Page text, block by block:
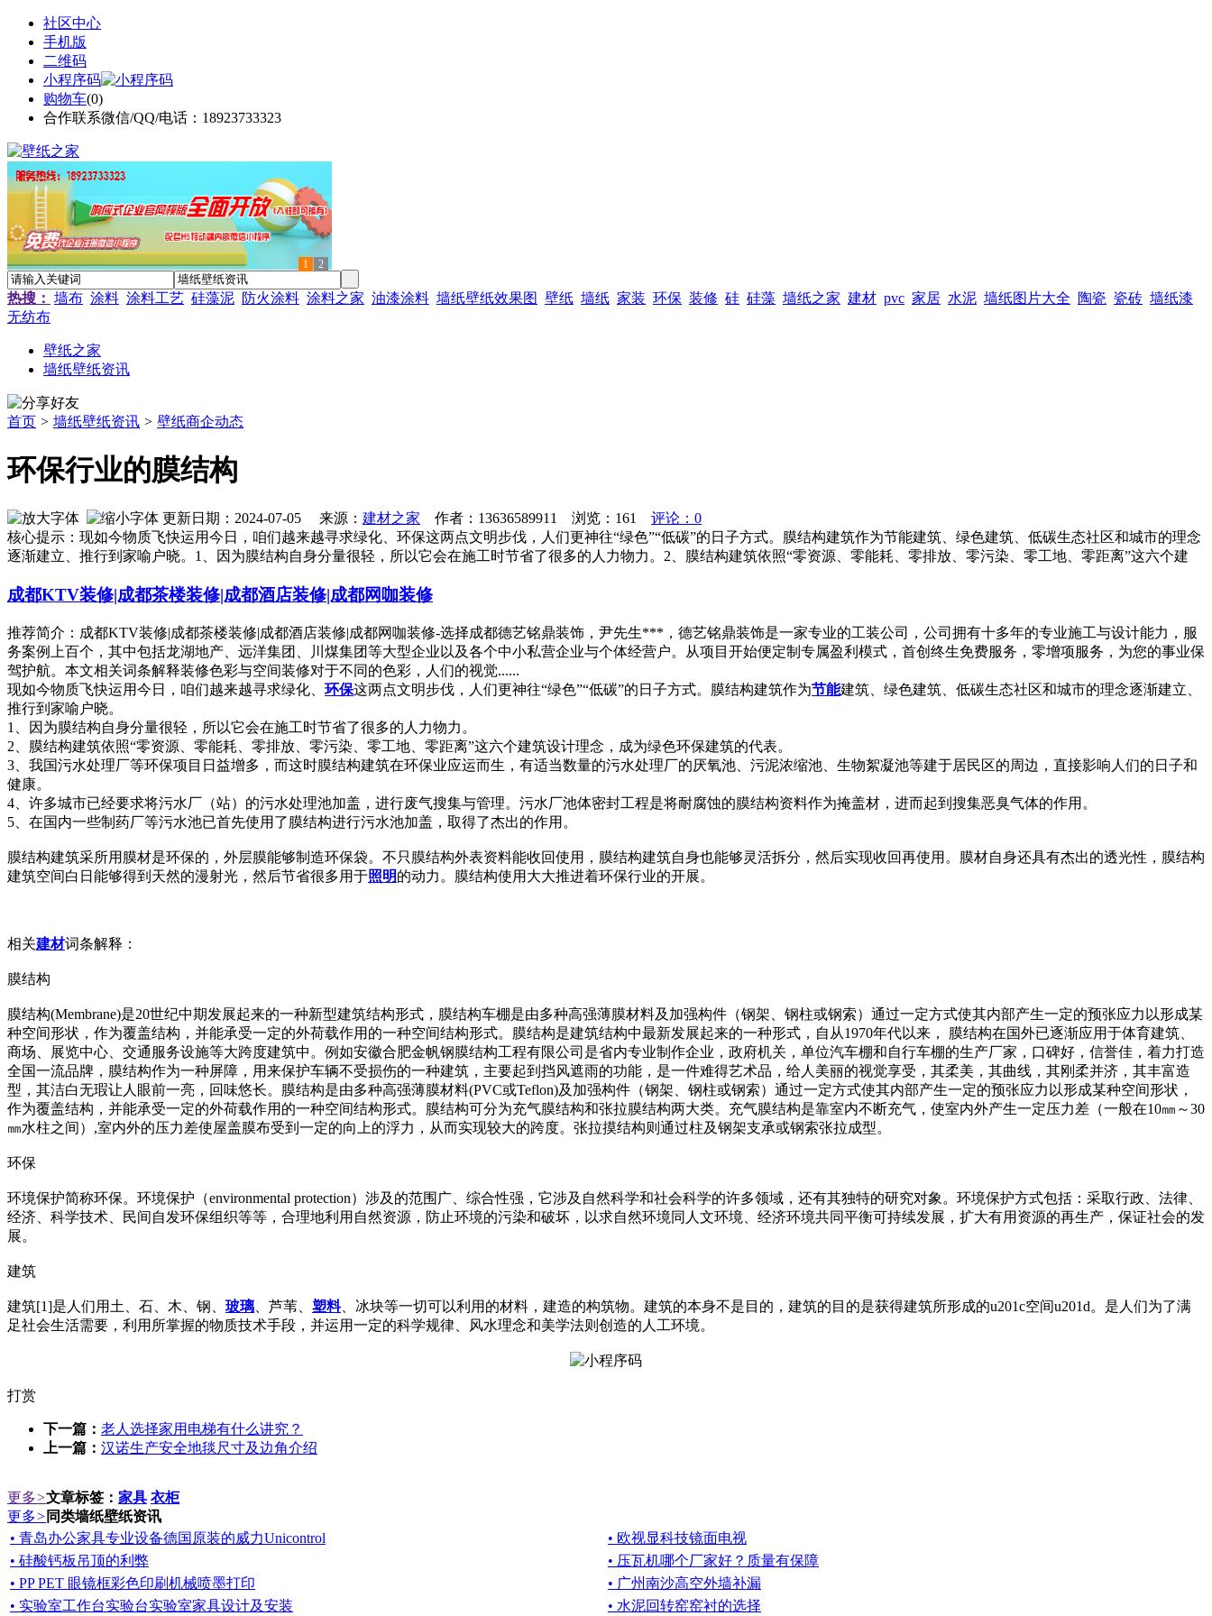
社区中心
手机版
二维码
小程序码
购物车(0)
合作联系微信/QQ/电话：18923733323
1 2
热搜： 墙布 涂料 涂料工艺 硅藻泥 防火涂料 涂料之家 油漆涂料 墙纸壁纸效果图 壁纸 墙纸 家装 环保 装修 硅 硅藻 墙纸之家 建材 pvc 家居 水泥 墙纸图片大全 陶瓷 瓷砖 墙纸漆
无纺布
壁纸之家
墙纸壁纸资讯
首页 > 墙纸壁纸资讯 > 壁纸商企动态
环保行业的膜结构
更新日期：2024-07-05 来源： 建材之家 作者：13636589911 浏览： 161
评论：0
核心提示：现如今物质飞快运用今日，咱们越来越寻求绿化、环保这两点文明步伐，人们更神往“绿色”“低碳”的日子方式。膜结构建筑作为节能建筑、绿色建筑、低碳生态社区和城市的理念
逐渐建立、推行到家喻户晓。1、因为膜结构自身分量很轻，所以它会在施工时节省了很多的人力物力。2、膜结构建筑依照“零资源、零能耗、零排放、零污染、零工地、零距离”这六个建
成都KTV装修|成都茶楼装修|成都酒店装修|成都网咖装修
推荐简介：成都KTV装修|成都茶楼装修|成都酒店装修|成都网咖装修-选择成都德艺铭鼎装饰，尹先生***，德艺铭鼎装饰是一家专业的工装公司，公司拥有十多年的专业施工与设计能力，服
务案例上百个，其中包括龙湖地产、远洋集团、川煤集团等大型企业以及各个中小私营企业与个体经营户。从项目开始便定制专属盈利模式，首创终生免费服务，零增项服务，为您的事业保
驾护航。本文相关词条解释装修色彩与空间装修对于不同的色彩，人们的视觉......
现如今物质飞快运用今日，咱们越来越寻求绿化、 环保这两点文明步伐，人们更神往“绿色”“低碳”的日子方式。膜结构建筑作为节能建筑、绿色建筑、低碳生态社区和城市的理念逐渐建立、
推行到家喻户晓。
1、因为膜结构自身分量很轻，所以它会在施工时节省了很多的人力物力。
2、膜结构建筑依照“零资源、零能耗、零排放、零污染、零工地、零距离”这六个建筑设计理念，成为绿色环保建筑的代表。
3、我国污水处理厂等环保项目日益增多，而这时膜结构建筑在环保业应运而生，有适当数量的污水处理厂的厌氧池、污泥浓缩池、生物絮凝池等建于居民区的周边，直接影响人们的日子和
健康。
4、许多城市已经要求将污水厂（站）的污水处理池加盖，进行废气搜集与管理。污水厂池体密封工程是将耐腐蚀的膜结构资料作为掩盖材，进而起到搜集恶臭气体的作用。
5、在国内一些制药厂等污水池已首先使用了膜结构进行污水池加盖，取得了杰出的作用。
膜结构建筑采所用膜材是环保的，外层膜能够制造环保袋。不只膜结构外表资料能收回使用，膜结构建筑自身也能够灵活拆分，然后实现收回再使用。膜材自身还具有杰出的透光性，膜结构
建筑空间白日能够得到天然的漫射光，然后节省很多用于照明的动力。膜结构使用大大推进着环保行业的开展。
相关建材词条解释：
膜结构
膜结构(Membrane)是20世纪中期发展起来的一种新型建筑结构形式，膜结构车棚是由多种高强薄膜材料及加强构件（钢架、钢柱或钢索）通过一定方式使其内部产生一定的预张应力以形成某
种空间形状，作为覆盖结构，并能承受一定的外荷载作用的一种空间结构形式。膜结构是建筑结构中最新发展起来的一种形式，自从1970年代以来， 膜结构在国外已逐渐应用于体育建筑、
商场、展览中心、交通服务设施等大跨度建筑中。例如安徽合肥金帆钢膜结构工程有限公司是省内专业制作企业，政府机关，单位汽车棚和自行车棚的生产厂家，口碑好，信誉佳，着力打造
全国一流品牌，膜结构作为一种屏障，用来保护车辆不受损伤的一种建筑，主要起到挡风遮雨的功能，是一件难得艺术品，给人美丽的视觉享受，其柔美，其曲线，其刚柔并济，其丰富造
型，其洁白无瑕让人眼前一亮，回味悠长。膜结构是由多种高强薄膜材料(PVC或Teflon)及加强构件（钢架、钢柱或钢索）通过一定方式使其内部产生一定的预张应力以形成某种空间形状，
作为覆盖结构，并能承受一定的外荷载作用的一种空间结构形式。膜结构可分为充气膜结构和张拉膜结构两大类。充气膜结构是靠室内不断充气，使室内外产生一定压力差（一般在10㎜～30
㎜水柱之间）,室内外的压力差使屋盖膜布受到一定的向上的浮力，从而实现较大的跨度。张拉摸结构则通过柱及钢架支承或钢索张拉成型。
环保
环境保护简称环保。环境保护（environmental protection）涉及的范围广、综合性强，它涉及自然科学和社会科学的许多领域，还有其独特的研究对象。环境保护方式包括：采取行政、法律、
经济、科学技术、民间自发环保组织等等，合理地利用自然资源，防止环境的污染和破坏，以求自然环境同人文环境、经济环境共同平衡可持续发展，扩大有用资源的再生产，保证社会的发
展。
建筑
建筑[1]是人们用土、石、木、钢、 玻璃 、芦苇、 塑料、冰块等一切可以利用的材料，建造的构筑物。建筑的本身不是目的，建筑的目的是获得建筑所形成的u201c空间u201d。是人们为了满
足社会生活需要，利用所掌握的物质技术手段，并运用一定的科学规律、风水理念和美学法则创造的人工环境。
打赏
下一篇： 老人选择家用电梯有什么讲究？
上一篇： 汉诺生产安全地毯尺寸及边角介绍
更多>文章标签： 家具 衣柜
更多> 同类墙纸壁纸资讯
• 青岛办公家具专业设备德国原装的威力Unicontrol
• 欧视显科技镜面电视
• 硅酸钙板吊顶的利弊
• 压瓦机哪个厂家好？质量有保障
• PP PET 眼镜框彩色印刷机械喷墨打印
• 广州南沙高空外墙补漏
• 实验室工作台实验台实验室家具设计及安装
• 水泥回转窑窑衬的选择